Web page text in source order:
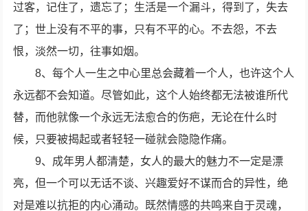
过客，记住了，遗忘了；生活是一个漏斗，得到了，失去
了；世上没有不平的事，只有不平的心。不去怨，不去
恨，淡然一切，往事如烟。
8、每个人一生之中心里总会藏着一个人，也许这个人
永远都不会知道。尽管如此，这个人始终都无法被谁所代
替，而他就像一个永远无法愈合的伤疤，无论在什么时
候，只要被揭起或者轻轻一碰就会隐隐作痛。
9、成年男人都清楚，女人的最大的魅力不一定是漂
亮，但一个可以无话不谈、兴趣爱好不谋而合的异性，绝
对是难以抗拒的内心涌动。既然情感的共鸣来自于灵魂，